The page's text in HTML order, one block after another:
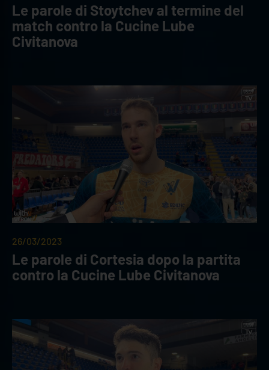
Le parole di Stoytchev al termine del
match contro la Cucine Lube
Civitanova
26/03/2023
Le parole di Cortesia dopo la partita
contro la Cucine Lube Civitanova